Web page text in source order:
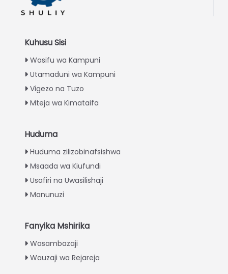
Kuhusu Sisi
Wasifu wa Kampuni
Utamaduni wa Kampuni
Vigezo na Tuzo
Mteja wa Kimataifa
Huduma
Huduma zilizobinafsishwa
Msaada wa Kiufundi
Usafiri na Uwasilishaji
Manunuzi
Fanyika Mshirika
Wasambazaji
Wauzaji wa Rejareja